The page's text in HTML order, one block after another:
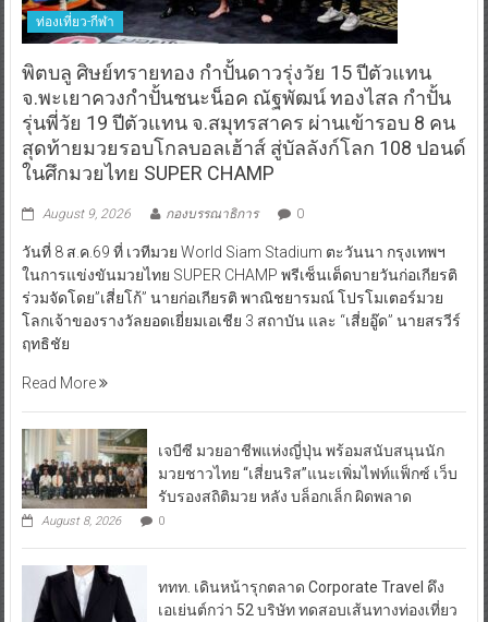
ท่องเที่ยว-กีฬา
พิตบลู ศิษย์ทรายทอง กำปั้นดาวรุ่งวัย 15 ปีตัวแทน
จ.พะเยาควงกำปั้นชนะน็อค ณัฐพัฒน์ ทองไสล กำปั้น
รุ่นพี่วัย 19 ปีตัวแทน จ.สมุทรสาคร ผ่านเข้ารอบ 8 คน
สุดท้ายมวยรอบโกลบอลเฮ้าส์ สู่บัลลังก์โลก 108 ปอนด์
ในศึกมวยไทย SUPER CHAMP
August 9, 2026 กองบรรณาธิการ 0
วันที่ 8 ส.ค.69 ที่ เวทีมวย World Siam Stadium ตะวันนา กรุงเทพฯ
ในการแข่งขันมวยไทย SUPER CHAMP พรีเซ็นเต็ดบายวันก่อเกียรติ
ร่วมจัดโดย”เสี่ยโก้” นายก่อเกียรติ พาณิชยารมณ์ โปรโมเตอร์มวย
โลกเจ้าของรางวัลยอดเยี่ยมเอเชีย 3 สถาบัน และ “เสี่ยอู๊ด” นายสรวีร์
ฤทธิชัย
Read More
เจบีซี มวยอาชีพแห่งญี่ปุ่น พร้อมสนับสนุนนัก
มวยชาวไทย “เสี่ยนริส”แนะเพิ่มไฟท์แฟ็กซ์ เว็บ
รับรองสถิติมวย หลัง บล็อกเล็ก ผิดพลาด
August 8, 2026 0
ททท. เดินหน้ารุกตลาด Corporate Travel ดึง
เอเย่นต์กว่า 52 บริษัท ทดสอบเส้นทางท่องเที่ยว